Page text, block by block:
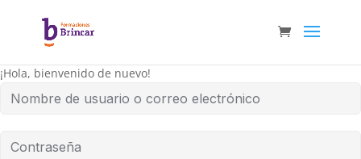
¡Hola, bienvenido de nuevo!